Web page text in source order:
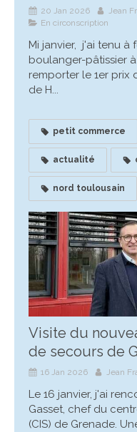
20 Jan 2026
Jean
En circonscription
Mi janvier, j'ai tenu à
boulanger-pâtissier
remporter le 1er prix
de H...
petit commerce
actualité
nord toulousain
Visite du
de secours de
16 Jan 2026 Jean
Le 16 janvier, j'ai
Gasset, chef du
(CIS) de Grenade.